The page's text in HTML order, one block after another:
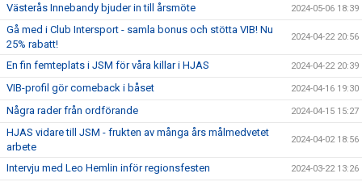
Västerås Innebandy bjuder in till årsmöte 2024-05-06 18:39
Gå med i Club Intersport - samla bonus och stötta VIB! Nu
25% rabatt!
2024-04-22 20:56
En fin femteplats i JSM för våra killar i HJAS 2024-04-22 20:39
VIB-profil gör comeback i båset 2024-04-16 19:30
Några rader från ordförande 2024-04-15 15:27
HJAS vidare till JSM - frukten av många års målmedvetet
arbete
2024-04-02 18:56
Intervju med Leo Hemlin inför regionsfesten 2024-03-22 13:26